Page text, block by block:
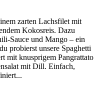
zarten Lachsfilet mit
Kokosreis. Dazu
Sauce und Mango – ein
probierst unsere Spaghetti
mit knusprigem Pangrattato
mit Dill. Einfach,